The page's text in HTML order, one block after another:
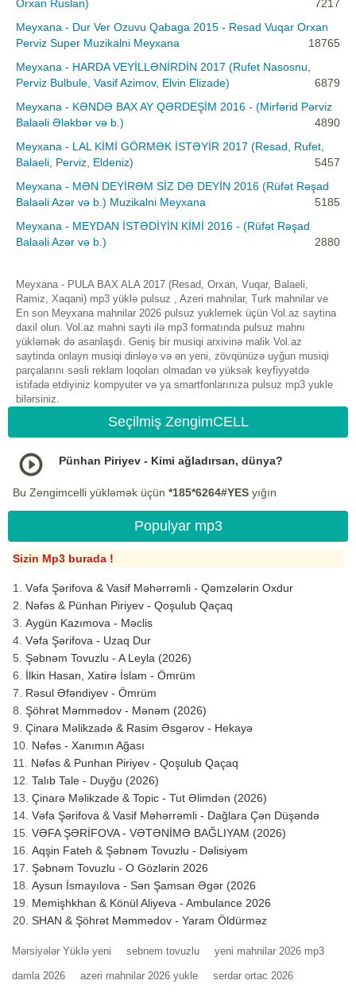
Orxan Ruslan)
7217
Meyxana - Dur Ver Ozuvu Qabaga 2015 - Resad Vuqar Orxan
Perviz Super Muzikalni Meyxana
18765
Meyxana - HARDA VEYİLLƏNİRDİN 2017 (Rufet Nasosnu,
Perviz Bulbule, Vasif Azimov, Elvin Elizade)
6879
Meyxana - KƏNDƏ BAX AY QƏRDEŞİM 2016 - (Mirfərid Pərviz
Balaəli Ələkbər və b.)
4890
Meyxana - LAL KİMİ GÖRMƏK İSTƏYİR 2017 (Resad, Rufet,
Balaeli, Perviz, Eldeniz)
5457
Meyxana - MƏN DEYİRƏM SİZ DƏ DEYİN 2016 (Rüfət Rəşad
Balaəli Azər və b.) Muzikalni Meyxana
5185
Meyxana - MEYDAN İSTƏDİYİN KİMİ 2016 - (Rüfət Rəşad
Balaəli Azər və b.)
2880
Meyxana - PULA BAX ALA 2017 (Resad, Orxan, Vuqar, Balaeli,
Ramiz, Xaqani) mp3 yüklə pulsuz , Azeri mahnilar, Turk mahnilar ve
En son Meyxana mahnilar 2026 pulsuz yuklemek üçün Vol.az saytina
daxil olun. Vol.az mahni sayti ilə mp3 formatında pulsuz mahnı
yükləmək də asanlaşdı. Geniş bir musiqi arxivinə malik Vol.az
saytinda onlayn musiqi dinləyə və ən yeni, zövqünüzə uyğun musiqi
parçalarını səsli reklam loqoları olmadan və yüksək keyfiyyətdə
istifadə etdiyiniz kompyuter və ya smartfonlarınıza pulsuz mp3 yukle
bilərsiniz.
Seçilmiş ZengimCELL
Pünhan Piriyev - Kimi ağladırsan, dünya?
Bu Zengimcelli yükləmək üçün *185*6264#YES yığın
Populyar mp3
Sizin Mp3 burada !
Vəfa Şərifova & Vasif Məhərrəmli - Qəmzələrin Oxdur
Nəfəs & Pünhan Piriyev - Qoşulub Qaçaq
Aygün Kazımova - Məclis
Vəfa Şərifova - Uzaq Dur
Şəbnəm Tovuzlu - A Leyla (2026)
İlkin Hasan, Xatirə İslam - Ömrüm
Rəsul Əfəndiyev - Ömrüm
Şöhrət Məmmədov - Mənəm (2026)
Çinarə Məlikzadə & Rasim Əsgərov - Hekayə
Nəfəs - Xanımın Ağası
Nəfəs & Punhan Piriyev - Qoşulub Qaçaq
Talıb Tale - Duyğu (2026)
Çinarə Məlikzade & Topic - Tut Əlimdən (2026)
Vəfa Şərifova & Vasif Məhərrəmli - Dağlara Çən Düşəndə
VƏFA ŞƏRİFOVA - VƏTƏNİMƏ BAĞLIYAM (2026)
Aqşin Fateh & Şəbnəm Tovuzlu - Dəlisiyəm
Şəbnəm Tovuzlu - O Gözlərin 2026
Aysun İsmayılova - Sən Şamsan Əgər (2026
Memişhkhan & Könül Aliyeva - Ambulance 2026
SHAN & Şöhrət Məmmədov - Yaram Öldürməz
Mərsiyələr Yüklə yeni sebnem tovuzlu yeni mahnilar 2026 mp3
damla 2026 azeri mahnilar 2026 yukle serdar ortac 2026